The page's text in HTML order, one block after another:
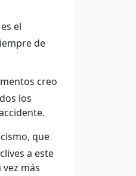
el
de
creo
los
que
a este
más